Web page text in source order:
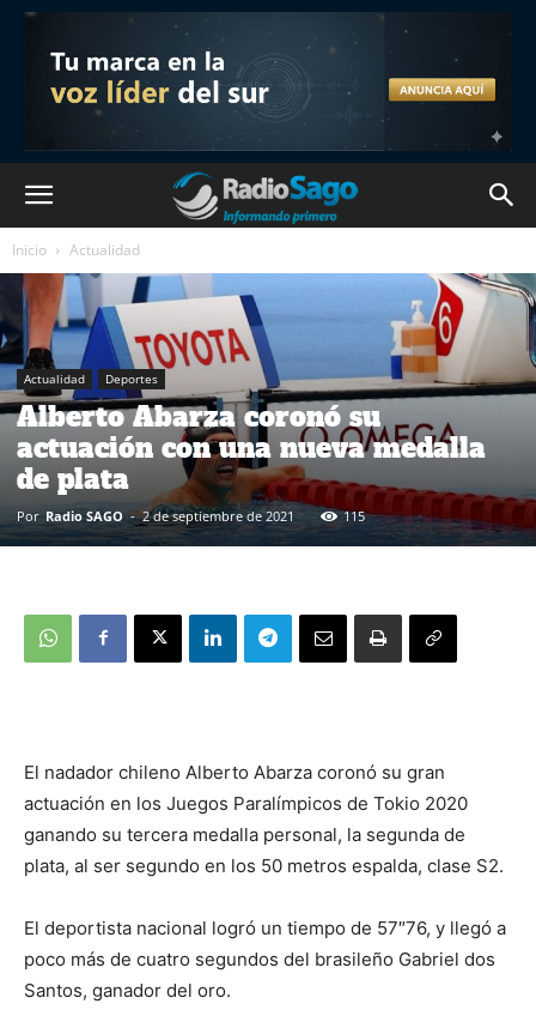
Inicio Actualidad
Actualidad Deportes
Alberto Abarza coronó su
actuación con una nueva medalla
de plata
Por Radio SAGO - 2 de septiembre de 2021 115
El nadador chileno Alberto Abarza coronó su gran
actuación en los Juegos Paralímpicos de Tokio 2020
ganando su tercera medalla personal, la segunda de
plata, al ser segundo en los 50 metros espalda, clase S2.
El deportista nacional logró un tiempo de 57″76, y llegó a
poco más de cuatro segundos del brasileño Gabriel dos
Santos, ganador del oro.